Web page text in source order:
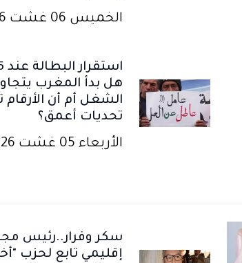
الخميس 06 غشت 2026
هل بدأ المغرب
الشغل أم أن الأرقام
تحديات أعمق؟
الأربعاء 05 غشت 2026
سكر وفرار..رئيس
إقليمي تابع لحزب